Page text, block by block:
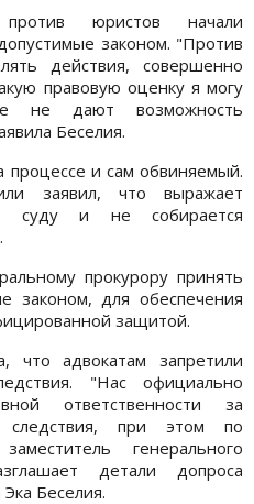
юристов начали
законом. "Против
действия, совершенно
правовую оценку я могу
не дают возможность
Беселия.
процессе и сам обвиняемый.
заявил, что выражает
суду и не собирается
прокурору принять
законом, для обеспечения
защитой.
что адвокатам запретили
"Нас официально
ответственности за
следствия, при этом по
генерального
детали допроса
Беселия.